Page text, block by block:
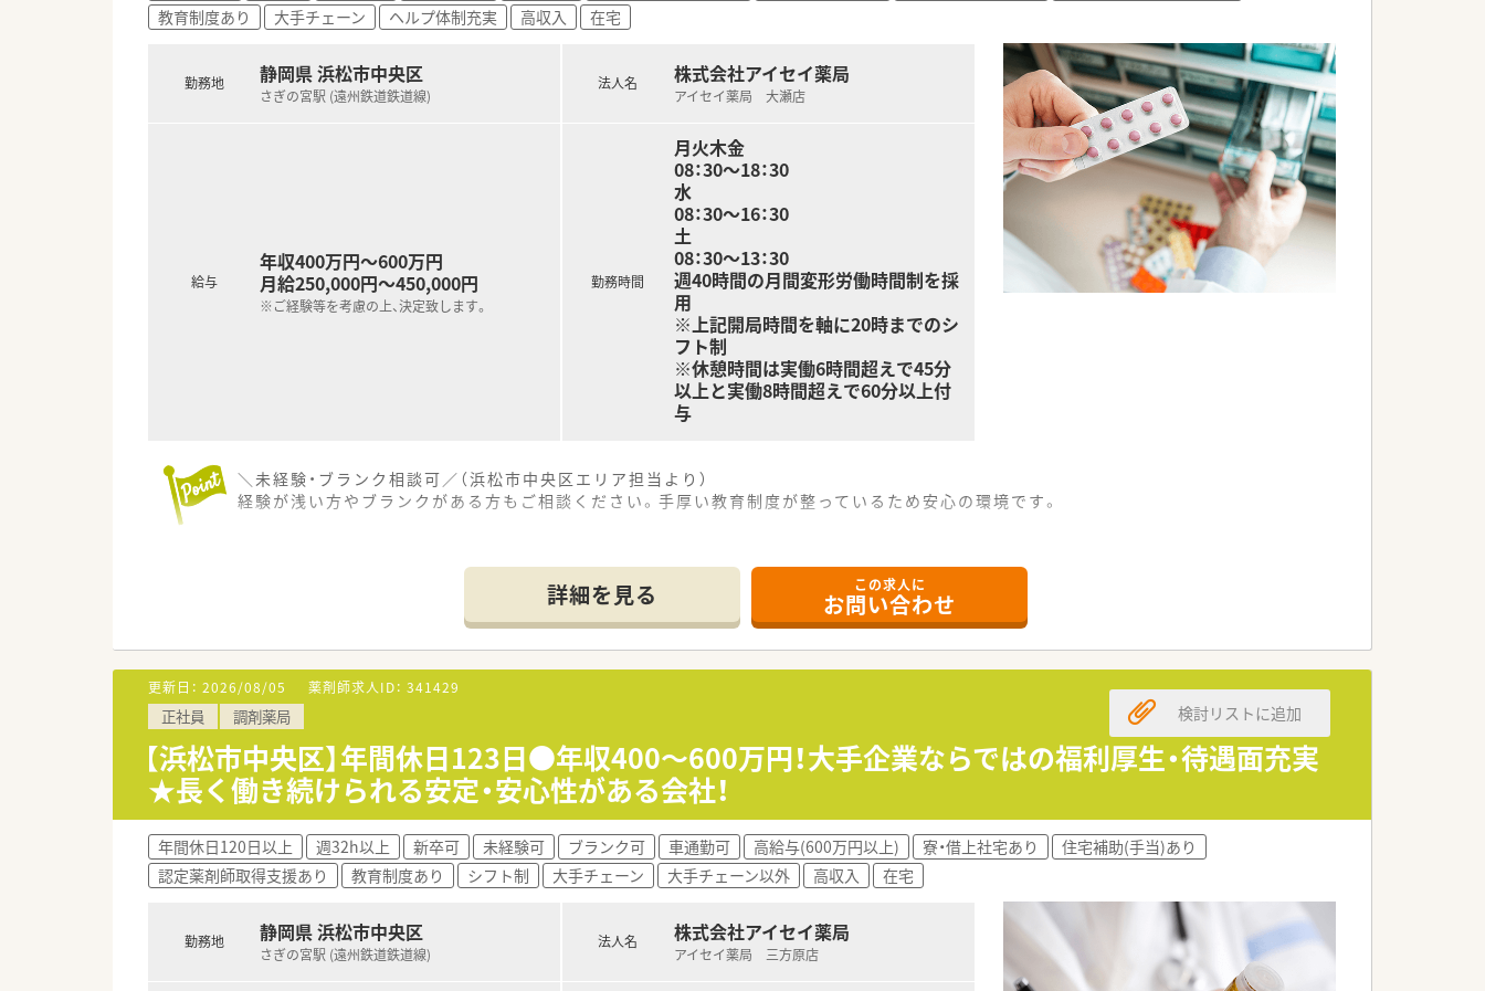
【職場環境と雰囲気】
■調剤室は5～6人が入っても問題ない広さが確保され、効率よく業務に取り組めます。
■門前の医療機関との関係も良好で、情報交換の機会も多く知識を深めることが可能です。
教育制度あり
大手チェーン ヘルプ体制充実 高収入 在宅
勤務地 静岡県 浜松市中央区
さぎの宮駅 (遠州鉄道鉄道線)
給与
年収400万円～600万円
月給250,000円～450,000円
※ご経験等を考慮の上、決定致します。
法人名 株式会社アイセイ薬局
アイセイ薬局 大瀬店
勤務時間
月火木金
08：30～18：30
水
08：30～16：30
土
08：30～13：30
週40時間の月間変形労働時間制を採
用
※上記開局時間を軸に20時までのシ
フト制
※休憩時間は実働6時間超えで45分
以上と実働8時間超えで60分以上付
与
＼未経験・ブランク相談可／（浜松市中央区エリア担当より）
経験が浅い方やブランクがある方もご相談ください。手厚い教育制度が整っているため安心の環境です。
■最寄り駅の遠州鉄道鉄道線「さぎの宮駅」から、徒歩で20分ほどの場所に位置しています。
■内科や小児科など複数科目を応需しており、1日の処方箋枚数は40～50枚程度です。
■薬剤師は常勤3名体制で、気さくな30代の管理薬剤師を中心に和やかな雰囲気の職場です。
【募集背景と求める人物像について】
■今回は退職に伴う欠員補充が目的のため、地域医療に貢献したいという意欲のある方を募集します。
■今後長くご活躍いただける方を歓迎しており、キャリアアップを目指す20～30代の方に最適です。
■患者様や医療機関と良好な関係を築ける、コミュニケーション能力の高い方を求めています。
【法人特徴について】
■全国に約400店舗を展開し、特に医療モール開発では業界トップクラスの実績を誇ります。
■薬剤師でもある社長が自らの育休経験を活かし、女性が長く働き続けられる企業を目指しています。
■人材定着率が97％と非常に高く、多くの方が「薬局の雰囲気の良さ」を入社の決め手に挙げています。
【勤務実態について】
■全社での月間平均残業時間は11時間程度と少なく、プライベートの時間も確保しやすい環境です。
■時間外手当は1分単位で計算して支給されるため、サービス残業は一切ありません。
■試用期間経過後、入社日に合わせて有給休暇が付与されるため、急な体調不良の際も安心です。
詳細を見る この求人に
お問い合わせ
更新日： 2026/08/05 薬剤師求人ID： 341429
正社員 調剤薬局
【浜松市中央区】年間休日123日●年収400～600万円！大手企業ならではの福利厚生・待遇面充実
★長く働き続けられる安定・安心性がある会社！
検討リストに追加
年間休日120日以上 週32h以上 新卒可 未経験可 ブランク可 車通勤可 高給与(600万円以上) 寮・借上社宅あり
住宅補助(手当)あり
認定薬剤師取得支援あり
教育制度あり シフト制 大手チェーン 大手チェーン以外 高収入 在宅
勤務地 静岡県 浜松市中央区
さぎの宮駅 (遠州鉄道鉄道線)
法人名 株式会社アイセイ薬局
アイセイ薬局 三方原店